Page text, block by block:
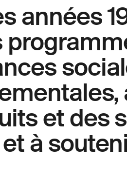
années
et des
à